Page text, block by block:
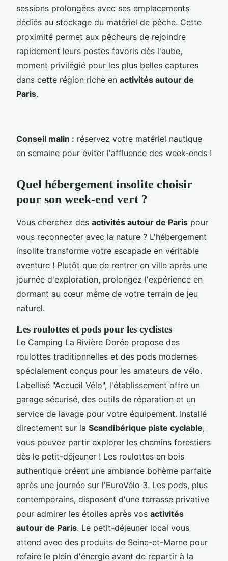
sessions prolongées avec ses emplacements
dédiés au stockage du matériel de pêche. Cette
proximité permet aux pêcheurs de rejoindre
rapidement leurs postes favoris dès l'aube,
moment privilégié pour les plus belles captures
dans cette région riche en activités autour de
Paris.
Conseil malin : réservez votre matériel nautique
en semaine pour éviter l'affluence des week-ends !
Quel hébergement insolite choisir
pour son week-end vert ?
Vous cherchez des activités autour de Paris pour
vous reconnecter avec la nature ? L'hébergement
insolite transforme votre escapade en véritable
aventure ! Plutôt que de rentrer en ville après une
journée d'exploration, prolongez l'expérience en
dormant au cœur même de votre terrain de jeu
naturel.
Les roulottes et pods pour les cyclistes
Le Camping La Rivière Dorée propose des
roulottes traditionnelles et des pods modernes
spécialement conçus pour les amateurs de vélo.
Labellisé "Accueil Vélo", l'établissement offre un
garage sécurisé, des outils de réparation et un
service de lavage pour votre équipement. Installé
directement sur la Scandibérique piste cyclable,
vous pouvez partir explorer les chemins forestiers
dès le petit-déjeuner ! Les roulottes en bois
authentique créent une ambiance bohème parfaite
après une journée sur l'EuroVélo 3. Les pods, plus
contemporains, disposent d'une terrasse privative
pour admirer les étoiles après vos activités
autour de Paris. Le petit-déjeuner local vous
attend avec des produits de Seine-et-Marne pour
refaire le plein d'énergie avant de repartir à la